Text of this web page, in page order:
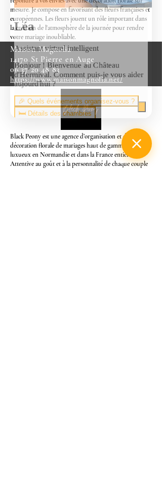
mesure. Je compose en favorisant des fleurs françaises et
européennes. Les fleurs jouent un rôle important dans
la création de l'atmosphère de la journée pour rendre
votre mariage inoubliable.
Maison Magnolia
14170 St Pierre en Auge
06 37 20 48 83
https://www.maisonmagnolia.net/
Black Peony est une agence d’organisation et de
décoration florale de mariages haut de gamme et
luxueux en Normandie et dans la France entière.
Attentive au goût et à la personnalité de chaque couple